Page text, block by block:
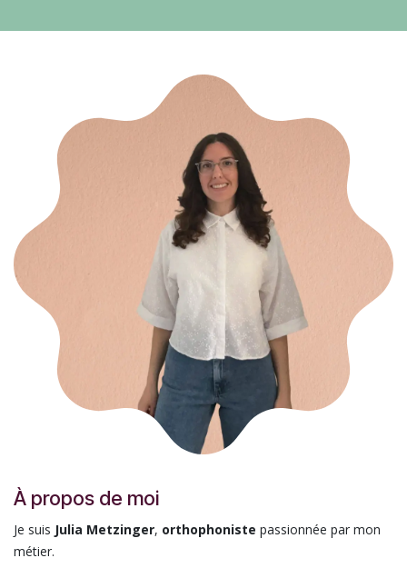
À propos de moi
Je suis Julia Metzinger, orthophoniste passionnée par mon
métier.